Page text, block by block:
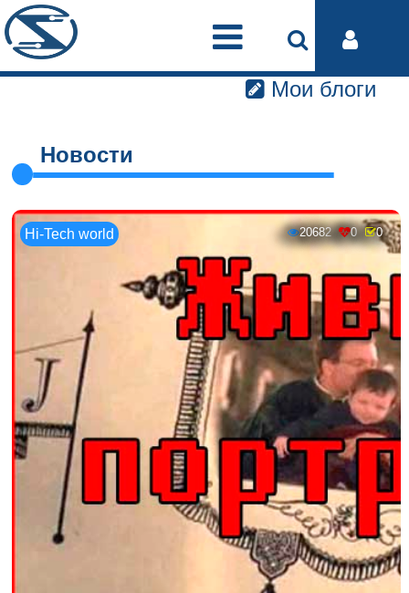
Мои блоги
Новости
Hi-Tech world 20682 0 0